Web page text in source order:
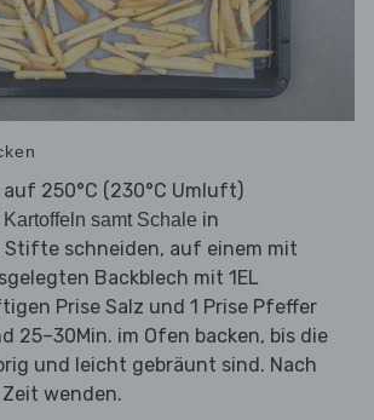
250°C (230°C Umluft)
Kartoffeln samt Schale in
Stifte schneiden, auf einem mit
Backblech mit 1EL
Prise Salz und 1 Prise Pfeffer
25–30Min. im Ofen backen, bis die
und leicht gebräunt sind. Nach
wenden.